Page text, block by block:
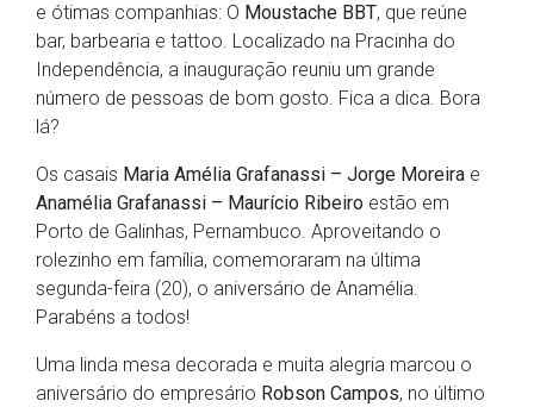
e ótimas companhias: O Moustache BBT, que reúne
bar, barbearia e tattoo. Localizado na Pracinha do
Independência, a inauguração reuniu um grande
número de pessoas de bom gosto. Fica a dica. Bora
lá?
Os casais Maria Amélia Grafanassi – Jorge Moreira e
Anamélia Grafanassi – Maurício Ribeiro estão em
Porto de Galinhas, Pernambuco. Aproveitando o
rolezinho em família, comemoraram na última
segunda-feira (20), o aniversário de Anamélia.
Parabéns a todos!
Uma linda mesa decorada e muita alegria marcou o
aniversário do empresário Robson Campos, no último